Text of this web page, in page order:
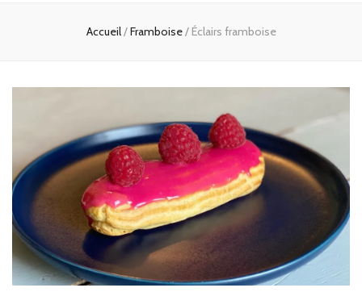
Accueil/Framboise/ Éclairs framboise